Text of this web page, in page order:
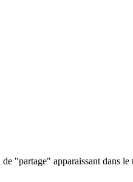
"partage" apparaissant dans